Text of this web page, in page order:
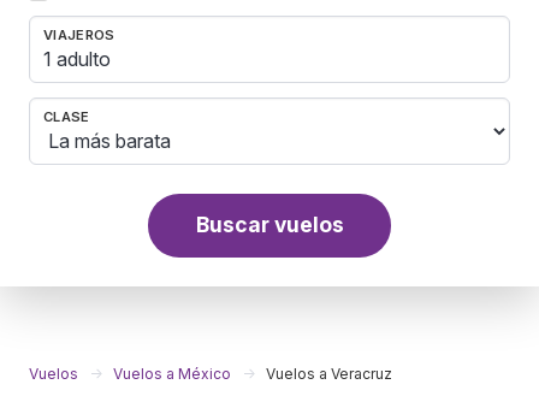
VIAJEROS
1 adulto
CLASE
Buscar vuelos
Vuelos Vuelos a México Vuelos a Veracruz